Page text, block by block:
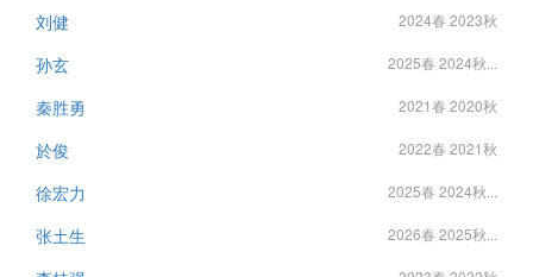
刘健 2024春 2023秋
孙玄 2025春 2024秋...
秦胜勇 2021春 2020秋
於俊 2022春 2021秋
徐宏力 2025春 2024秋...
张土生 2026春 2025秋...